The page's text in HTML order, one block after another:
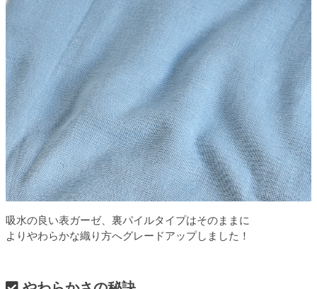
吸水の良い表ガーゼ、裏パイルタイプはそのままに
よりやわらかな織り方へグレードアップしました！